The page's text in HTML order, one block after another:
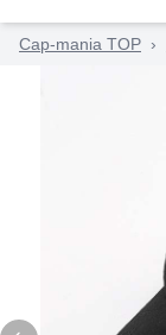
Cap-mania TOP ›